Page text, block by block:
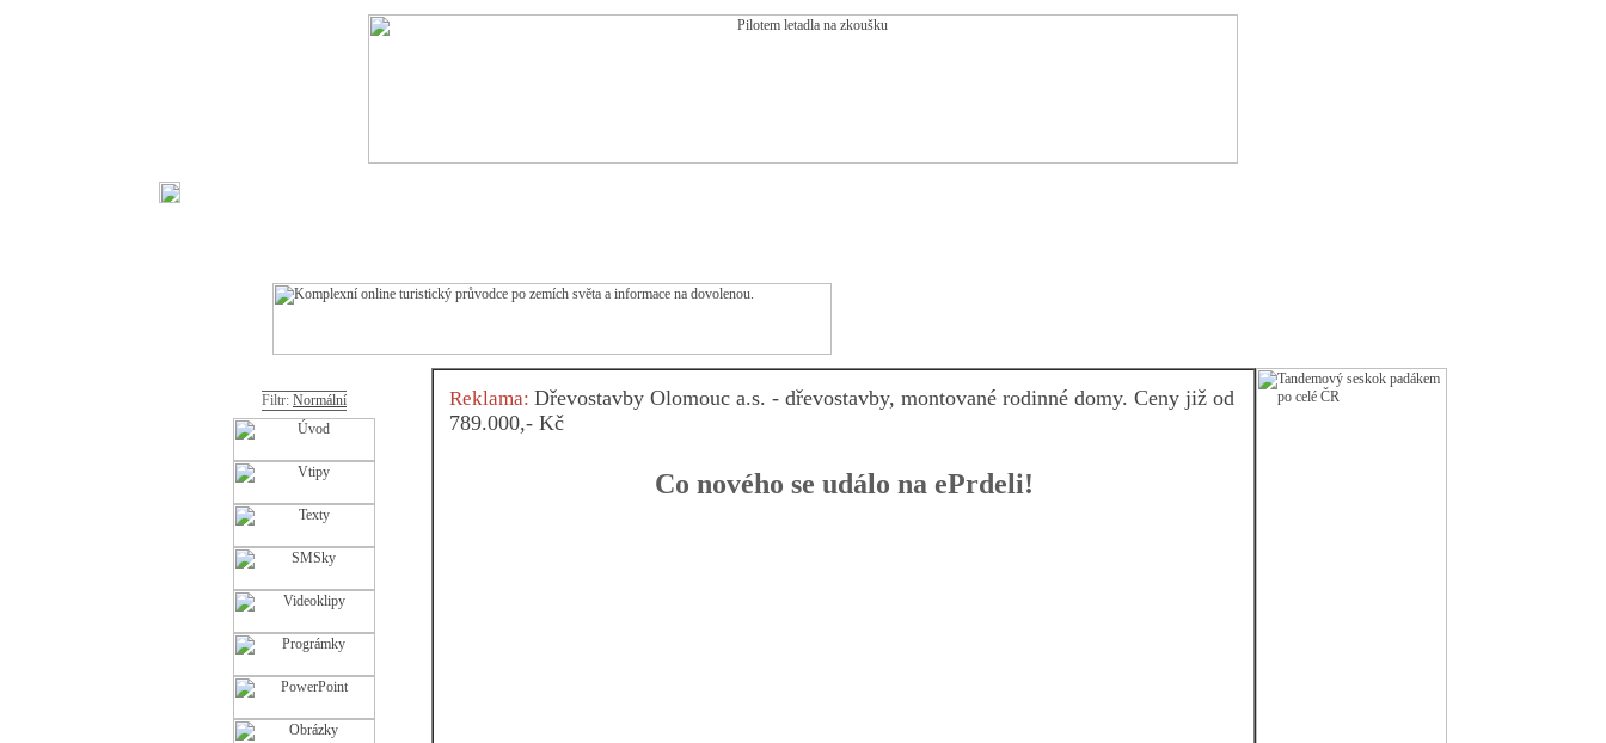
Filtr: Normální Reklama: Dřevostavby Olomouc a.s. - dřevostavby, montované rodinné domy. Ceny již od
789.000,- Kč
Co nového se událo na ePrdeli!